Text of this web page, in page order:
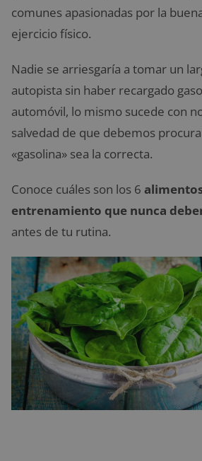
comunes apasionadas por la
ejercicio físico.
Nadie se arriesgaría a tomar un
autopista sin haber recargado
automóvil, lo mismo sucede con
salvedad de que debemos
«gasolina» sea la correcta.
Conoce cuáles son los 6
entrenamiento que nunca
antes de tu rutina.